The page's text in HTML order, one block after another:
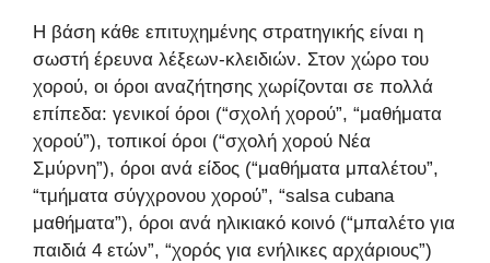
Η βάση κάθε επιτυχημένης στρατηγικής είναι η
σωστή έρευνα λέξεων-κλειδιών. Στον χώρο του
χορού, οι όροι αναζήτησης χωρίζονται σε πολλά
επίπεδα: γενικοί όροι (“σχολή χορού”, “μαθήματα
χορού”), τοπικοί όροι (“σχολή χορού Νέα
Σμύρνη”), όροι ανά είδος (“μαθήματα μπαλέτου”,
“τμήματα σύγχρονου χορού”, “salsa cubana
μαθήματα”), όροι ανά ηλικιακό κοινό (“μπαλέτο για
παιδιά 4 ετών”, “χορός για ενήλικες αρχάριους”)